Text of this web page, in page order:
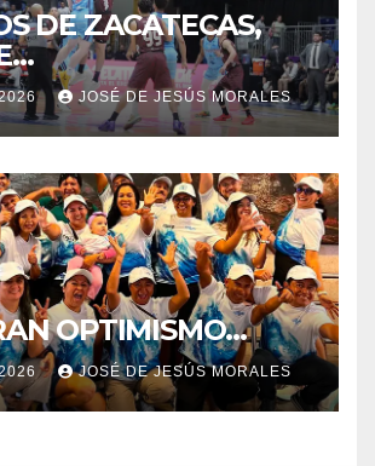
DE ZACATECAS,
JOSÉ DE JESÚS MORALES
OPTIMISMO…
JOSÉ DE JESÚS MORALES